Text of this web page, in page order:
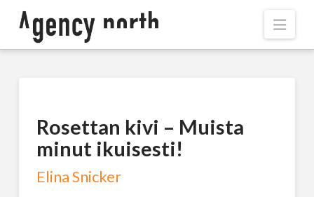
Rosettan kivi – Muista
minut ikuisesti!
Elina Snicker